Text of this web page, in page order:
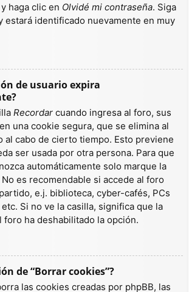
haga clic en Olvidé mi contraseña. Siga
estará identificado nuevamente en muy
de usuario expira
Recordar cuando ingresa al foro, sus
una cookie segura, que se elimina al
al cabo de cierto tiempo. Esto previene
ser usada por otra persona. Para que
automáticamente solo marque la
es recomendable si accede al foro
e.j. biblioteca, cyber-cafés, PCs
Si no ve la casilla, significa que la
ha deshabilitado la opción.
de “Borrar cookies”?
las cookies creadas por phpBB, las